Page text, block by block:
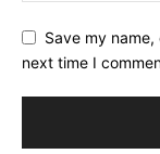
Save my
next time I